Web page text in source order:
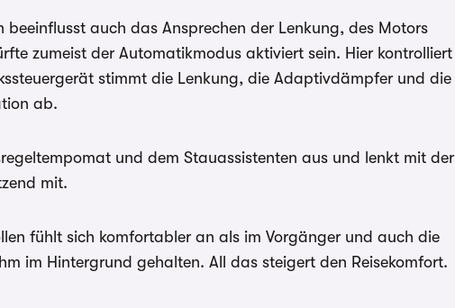
beeinflusst auch das Ansprechen der Lenkung, des Motors
zumeist der Automatikmodus aktiviert sein. Hier kontrolliert
stimmt die Lenkung, die Adaptivdämpfer und die
ab.
und dem Stauassistenten aus und lenkt mit der
mit.
fühlt sich komfortabler an als im Vorgänger und auch die
im Hintergrund gehalten. All das steigert den Reisekomfort.